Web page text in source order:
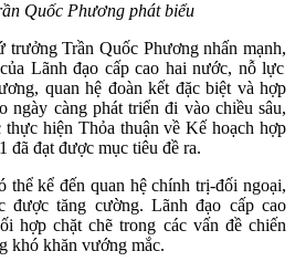
Quốc Phương phát biểu
trưởng Trần Quốc Phương nhấn mạnh,
Lãnh đạo cấp cao hai nước, nỗ lực
quan hệ đoàn kết đặc biệt và hợp
ngày càng phát triển đi vào chiều sâu,
thực hiện Thỏa thuận về Kế hoạch hợp
đã đạt được mục tiêu đề ra.
thể kể đến quan hệ chính trị-đối ngoại,
tăng cường. Lãnh đạo cấp cao
hợp chặt chẽ trong các vấn đề chiến
khó khăn vướng mắc.